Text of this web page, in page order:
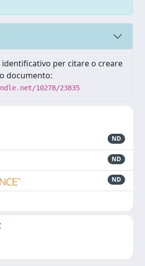
per citare o creare
documento:
10278/23835
ND
ND
ND